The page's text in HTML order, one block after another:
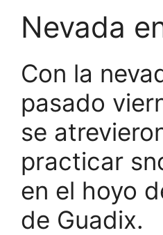
Nevada
Con la
pasado
se
practicar
en el hoyo
de Guadix.